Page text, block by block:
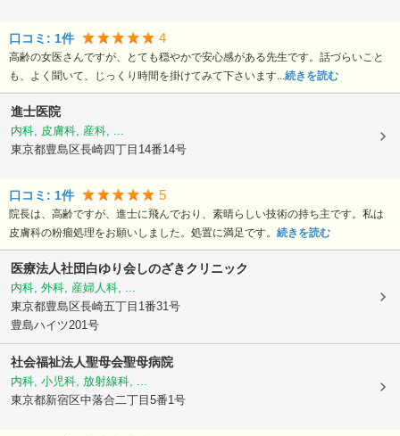
口コミ: 1件 4
高齢の女医さんですが、とても穏やかで安心感がある先生です。話づらいこと
も、よく聞いて、じっくり時間を掛けてみて下さいます...続きを読む
進士医院
内科, 皮膚科, 産科, ...
東京都豊島区長崎四丁目14番14号
口コミ: 1件 5
院長は、高齢ですが、進士に飛んでおり、素晴らしい技術の持ち主です。私は
皮膚科の粉瘤処理をお願いしました。処置に満足です。 続きを読む
医療法人社団白ゆり会しのざきクリニック
内科, 外科, 産婦人科, ...
東京都豊島区長崎五丁目1番31号
豊島ハイツ201号
社会福祉法人聖母会聖母病院
内科, 小児科, 放射線科, ...
東京都新宿区中落合二丁目5番1号